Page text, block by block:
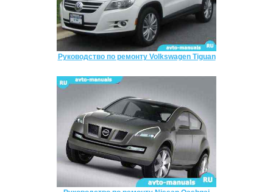
Руководство по ремонту Volkswagen Tiguan